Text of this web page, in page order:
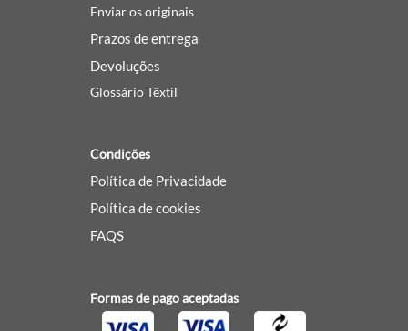
Enviar os originais
Prazos de entrega
Devoluções
Glossário Têxtil
Condições
Política de Privacidade
Política de cookies
FAQS
Formas de pago aceptadas